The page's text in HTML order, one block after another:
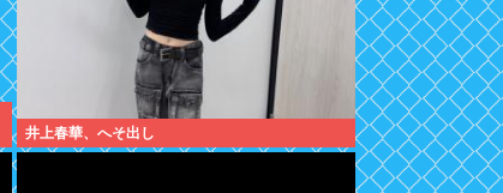
井上春華、へそ出し